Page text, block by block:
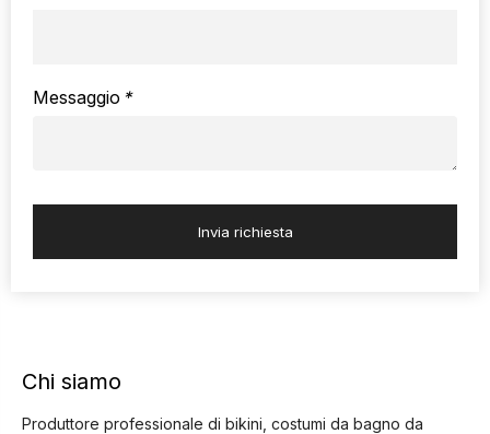
*
Messaggio
Invia richiesta
Chi siamo
Produttore professionale di bikini, costumi da bagno da